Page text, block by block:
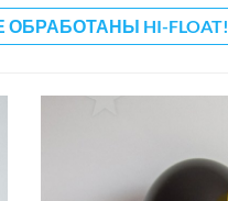
HI-FLOAT!